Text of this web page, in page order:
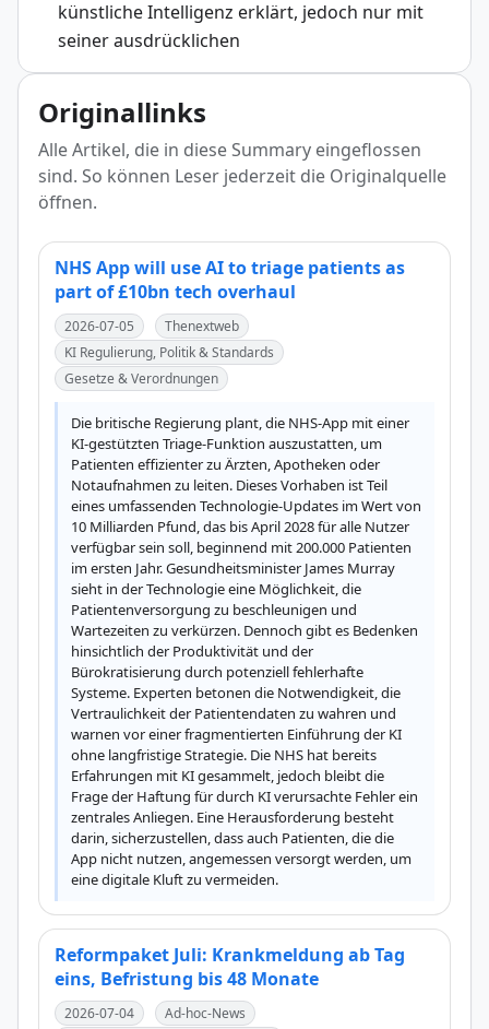
künstliche Intelligenz erklärt, jedoch nur mit
seiner ausdrücklichen
Originallinks
Alle Artikel, die in diese Summary eingeflossen
sind. So können Leser jederzeit die Originalquelle
öffnen.
NHS App will use AI to triage patients as
part of £10bn tech overhaul
2026-07-05
Thenextweb
KI Regulierung, Politik & Standards
Gesetze & Verordnungen
Die britische Regierung plant, die NHS-App mit einer
KI-gestützten Triage-Funktion auszustatten, um
Patienten effizienter zu Ärzten, Apotheken oder
Notaufnahmen zu leiten. Dieses Vorhaben ist Teil
eines umfassenden Technologie-Updates im Wert von
10 Milliarden Pfund, das bis April 2028 für alle Nutzer
verfügbar sein soll, beginnend mit 200.000 Patienten
im ersten Jahr. Gesundheitsminister James Murray
sieht in der Technologie eine Möglichkeit, die
Patientenversorgung zu beschleunigen und
Wartezeiten zu verkürzen. Dennoch gibt es Bedenken
hinsichtlich der Produktivität und der
Bürokratisierung durch potenziell fehlerhafte
Systeme. Experten betonen die Notwendigkeit, die
Vertraulichkeit der Patientendaten zu wahren und
warnen vor einer fragmentierten Einführung der KI
ohne langfristige Strategie. Die NHS hat bereits
Erfahrungen mit KI gesammelt, jedoch bleibt die
Frage der Haftung für durch KI verursachte Fehler ein
zentrales Anliegen. Eine Herausforderung besteht
darin, sicherzustellen, dass auch Patienten, die die
App nicht nutzen, angemessen versorgt werden, um
eine digitale Kluft zu vermeiden.
Reformpaket Juli: Krankmeldung ab Tag
eins, Befristung bis 48 Monate
2026-07-04
Ad-hoc-News